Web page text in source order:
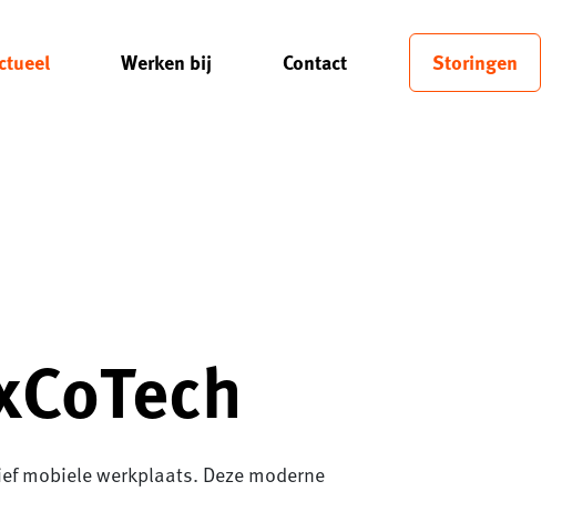
Werken bij Contact Storingen
mobiele werkplaats. Deze moderne